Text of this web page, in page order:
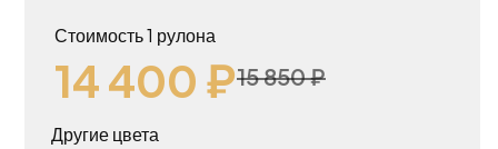
Стоимость 1 рулона
14 400 ₽15 850 ₽
Другие цвета